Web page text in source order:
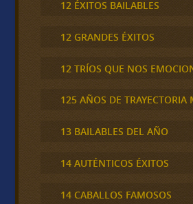
12 ÉXITOS BAILABLES
12 GRANDES ÉXITOS
12 TRÍOS QUE NOS
125 AÑOS DE TRAYECTORIA
13 BAILABLES DEL AÑO
14 AUTÉNTICOS ÉXITOS
14 CABALLOS FAMOSOS